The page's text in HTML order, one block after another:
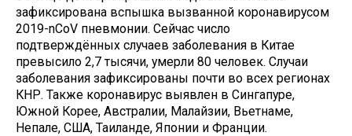
зафиксирована вспышка вызванной коронавирусом
2019-nCoV пневмонии. Сейчас число
подтверждённых случаев заболевания в Китае
превысило 2,7 тысячи, умерли 80 человек. Случаи
заболевания зафиксированы почти во всех регионах
КНР. Также коронавирус выявлен в Сингапуре,
Южной Корее, Австралии, Малайзии, Вьетнаме,
Непале, США, Таиланде, Японии и Франции.